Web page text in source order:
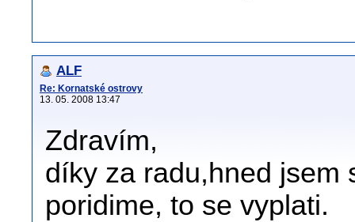
ALF
Re: Kornatské ostrovy
13. 05. 2008 13:47
Zdravím,
díky za radu,hned jsem
poridime, to se vyplati.